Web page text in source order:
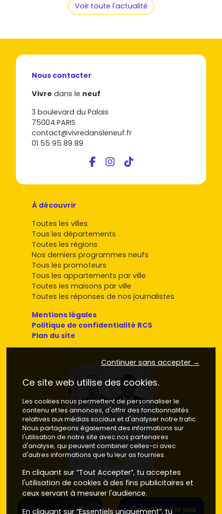
Voir toute l'actualité
Nous contacter
Vivre dans le neuf
3 boulevard du Palais
75004 PARIS
contact@vivredansleneuf.fr
01 55 95 89 89
À découvrir
Toutes les villes
Tous les départements
Toutes les régions
Nos derniers programmes neufs
Tous les promoteurs
Tous les appartements par ville
Toutes les maisons par ville
Toutes les réponses de nos journalistes
Mentions légales
Politique de confidentialité RCS
Plan du site
Continuer sans accepter →
Ce site web utilise des cookies.
Les cookies nous permettent de personnaliser le
contenu et les annonces, d'offrir des fonctionnalités
relatives aux médias sociaux et d'analyser notre trafic.
Nous partageons également des informations sur
l'utilisation de notre site avec nos partenaires
d'analyse, qui peuvent combiner celles-ci avec
d'autres informations que tu leur as fournies.
En cliquant sur “Tout Accepter”, tu acceptes
l'utilisation de cookies à des fins publicitaires et
ceux servant à mesurer l'audience.
En cliquant sur “Essentiels uniquement”, tu